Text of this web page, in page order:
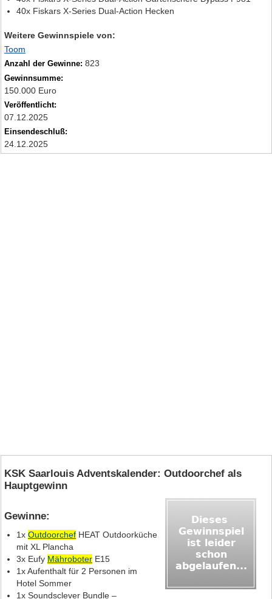
40x Fiskars X‑Series Dual‑Action Hecken
Weitere Gewinnspiele von:
Toom
Anzahl der Gewinne: 823
Gewinnsumme:
150.000 Euro
Veröffentlicht:
07.12.2025
Einsendeschluß:
24.12.2025
KSK Saarlouis Adventskalender: Outdoorchef als
Hauptgewinn
Gewinne:
1x Outdoorchef HEAT Outdoorküche
mit XL Plancha
3x Eufy Mähroboter E15
1x Aufenthalt für 2 Personen im
Hotel Sommer
1x Soundsclever Bundle –